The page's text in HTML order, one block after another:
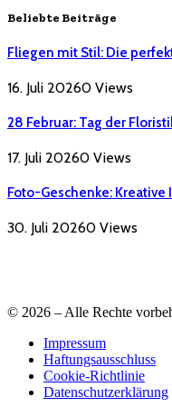
Beliebte Beiträge
Fliegen mit Stil: Die
16. Juli 20260 Views
28 Februar: Tag der
17. Juli 20260 Views
Foto-Geschenke:
30. Juli 20260 Views
© 2026 – Alle Rechte
Impressum
Haftungsausschluss
Cookie-Richtlinie
Datenschutzerklärung